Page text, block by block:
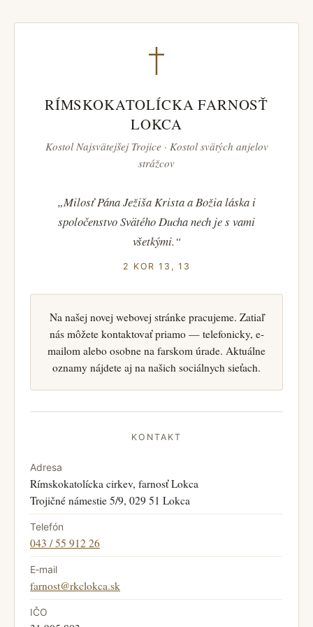
RÍMSKOKATOLÍCKA FARNOSŤ
LOKCA
Kostol Najsvätejšej Trojice · Kostol svätých anjelov
strážcov
„Milosť Pána Ježiša Krista a Božia láska i
spoločenstvo Svätého Ducha nech je s vami
všetkými.“
2 KOR 13, 13
Na našej novej webovej stránke pracujeme. Zatiaľ
nás môžete kontaktovať priamo — telefonicky, e-
mailom alebo osobne na farskom úrade. Aktuálne
oznamy nájdete aj na našich sociálnych sieťach.
KONTAKT
Adresa
Rímskokatolícka cirkev, farnosť Lokca
Trojičné námestie 5/9, 029 51 Lokca
Telefón
043 / 55 912 26
E‑mail
farnost@rkclokca.sk
IČO